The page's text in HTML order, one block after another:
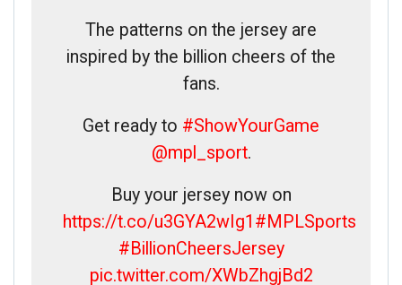
The patterns on the jersey are
inspired by the billion cheers of the
fans.
Get ready to #ShowYourGame
@mpl_sport.
Buy your jersey now on
https://t.co/u3GYA2wIg1 #MPLSports
#BillionCheersJersey
pic.twitter.com/XWbZhgjBd2